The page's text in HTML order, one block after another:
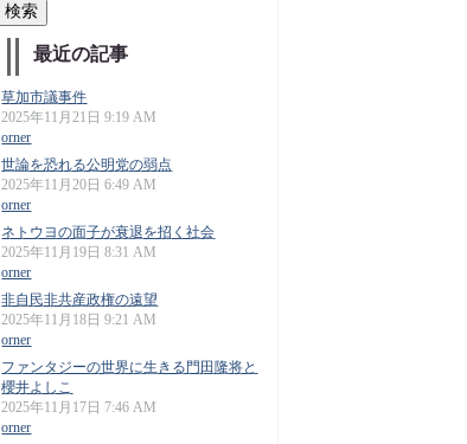
最近の記事
草加市議事件
2025年11月21日 9:19 AM
orner
世論を恐れる公明党の弱点
2025年11月20日 6:49 AM
orner
ネトウヨの面子が衰退を招く社会
2025年11月19日 8:31 AM
orner
非自民非共産政権の遠望
2025年11月18日 9:21 AM
orner
ファンタジーの世界に生きる門田隆将と
櫻井よしこ
2025年11月17日 7:46 AM
orner